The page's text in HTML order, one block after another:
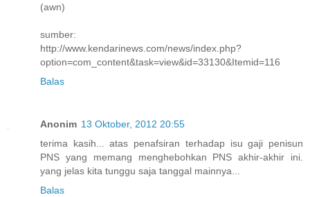
(awn)
sumber:
http://www.kendarinews.com/news/index.php?
option=com_content&task=view&id=33130&Itemid=116
Balas
Anonim 13 Oktober, 2012 20:55
terima kasih... atas penafsiran terhadap isu gaji penisun
PNS yang memang menghebohkan PNS akhir-akhir ini.
yang jelas kita tunggu saja tanggal mainnya...
Balas